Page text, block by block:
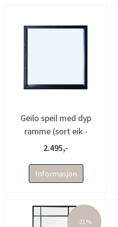
Geilo speil med dyp
ramme (sort eik -
70x70x8)
2.495,-
Informasjon
-21%